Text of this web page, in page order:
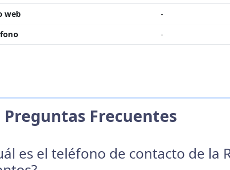
web
-
-
Preguntas Frecuentes
es el teléfono de contacto de la